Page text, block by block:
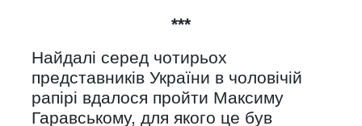
***
Найдалі серед чотирьох
представників України в чоловічій
рапірі вдалося пройти Максиму
Гаравському, для якого це був